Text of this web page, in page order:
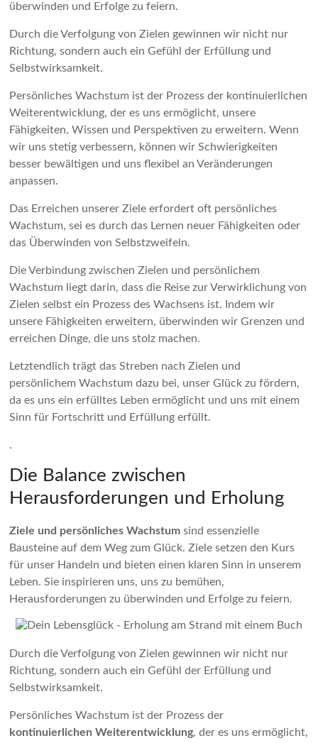
überwinden und Erfolge zu feiern.
Durch die Verfolgung von Zielen gewinnen wir nicht nur
Richtung, sondern auch ein Gefühl der Erfüllung und
Selbstwirksamkeit.
Persönliches Wachstum ist der Prozess der kontinuierlichen
Weiterentwicklung, der es uns ermöglicht, unsere
Fähigkeiten, Wissen und Perspektiven zu erweitern. Wenn
wir uns stetig verbessern, können wir Schwierigkeiten
besser bewältigen und uns flexibel an Veränderungen
anpassen.
Das Erreichen unserer Ziele erfordert oft persönliches
Wachstum, sei es durch das Lernen neuer Fähigkeiten oder
das Überwinden von Selbstzweifeln.
Die Verbindung zwischen Zielen und persönlichem
Wachstum liegt darin, dass die Reise zur Verwirklichung von
Zielen selbst ein Prozess des Wachsens ist. Indem wir
unsere Fähigkeiten erweitern, überwinden wir Grenzen und
erreichen Dinge, die uns stolz machen.
Letztendlich trägt das Streben nach Zielen und
persönlichem Wachstum dazu bei, unser Glück zu fördern,
da es uns ein erfülltes Leben ermöglicht und uns mit einem
Sinn für Fortschritt und Erfüllung erfüllt.
.
Die Balance zwischen
Herausforderungen und Erholung
Ziele und persönliches Wachstum sind essenzielle
Bausteine auf dem Weg zum Glück. Ziele setzen den Kurs
für unser Handeln und bieten einen klaren Sinn in unserem
Leben. Sie inspirieren uns, uns zu bemühen,
Herausforderungen zu überwinden und Erfolge zu feiern.
Durch die Verfolgung von Zielen gewinnen wir nicht nur
Richtung, sondern auch ein Gefühl der Erfüllung und
Selbstwirksamkeit.
Persönliches Wachstum ist der Prozess der
kontinuierlichen Weiterentwicklung, der es uns ermöglicht,